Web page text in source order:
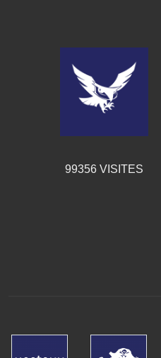
99356VISITES